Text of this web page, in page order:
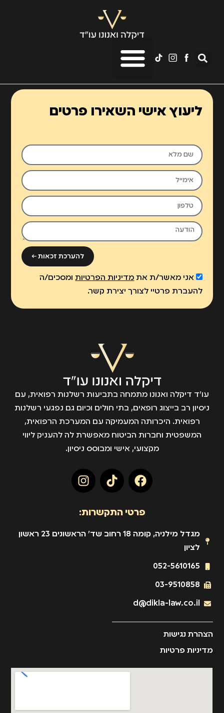
ליעוץ אישי השאירו פרטים
אני מאשר/ת את מדיניות הפרטיותומסכים/ה
להעברת פרטיי לצורך יצירת קשר.
להערכת זכאות ←
עו״ד דיקלה ואנונו מתמחה בתביעות רשלנות רפואית, עם
ניסיון רב בייצוג רופאים, בתי חולים וכיום גם נפגעי רשלנות
רפואית. היכרותה המעמיקה עם המערכת הרפואית,
המשפטית וחברות הביטוח מאפשרת לה להעניק ליווי
מקצועי, אישי ומבוסס ניסיון.
פרטי התקשרות:
מגדל מילניה, קומה 18 רחוב שד' הראשונים 23 ראשון
לציון
052-5610165
03-9510858
d@dikla-law.co.il
הצהרת נגישות
מדיניות פרטיות